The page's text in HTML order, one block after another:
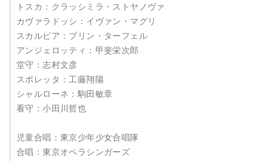
トスカ：クラッシミラ・ストヤノヴァ
カヴァラドッシ：イヴァン・マグリ
スカルピア：ブリン・ターフェル
アンジェロッティ：甲斐栄次郎
堂守：志村文彦
スポレッタ：工藤翔陽
シャルローネ：駒田敏章
看守：小田川哲也
児童合唱：東京少年少女合唱隊
合唱：東京オペラシンガーズ